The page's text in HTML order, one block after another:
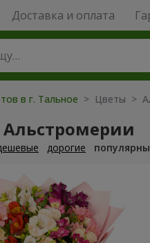
Доставка и оплата
в г. Тальное > Цветы >
Альстромерии
дорогие